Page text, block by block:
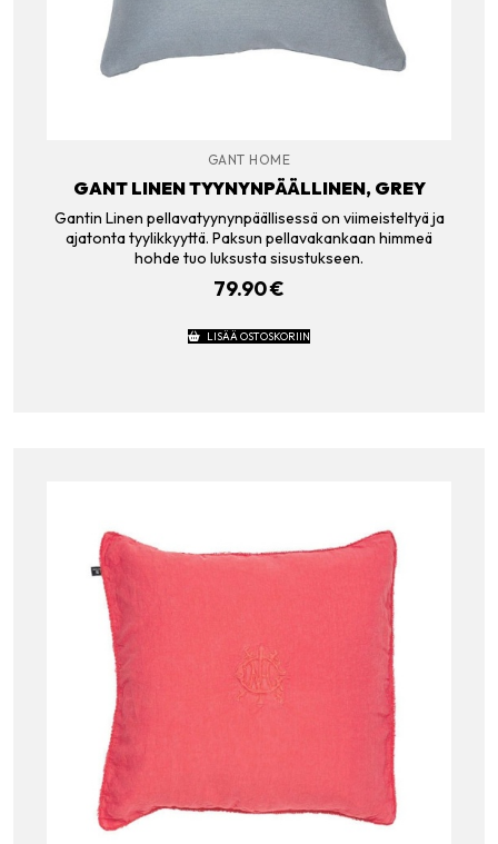
GANT HOME
GANT LINEN TYYNYNPÄÄLLINEN, GREY
Gantin Linen pellavatyynynpäällisessä on viimeisteltyä ja
ajatonta tyylikkyyttä. Paksun pellavakankaan himmeä
hohde tuo luksusta sisustukseen.
79.90€
LISÄÄ OSTOSKORIIN